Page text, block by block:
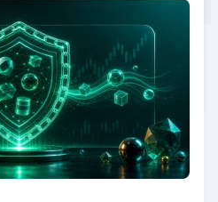
بررسی پروتکل‌های اصلی
راهنمای عملی خرید بیمه
محدودیت‌ها و نقاط ضعف
بیمه دیفای در برابر
آینده بیمه دیفای
نتیجه‌گیری
سوالات متداول
خریداران پوشش (Coverage Buyers)
ارائه‌دهندگان پوشش (Coverage Providers)